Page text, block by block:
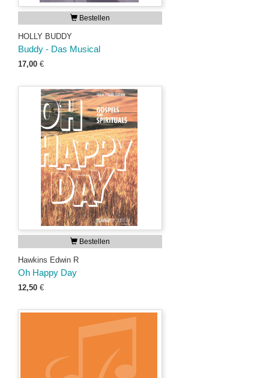
Bestellen
HOLLY BUDDY
Buddy - Das Musical
17,00 €
Bestellen
Hawkins Edwin R
Oh Happy Day
12,50 €